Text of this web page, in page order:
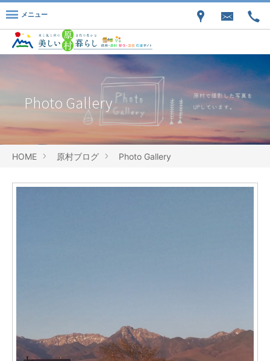
メニュー
Photo Gallery
HOME 原村ブログ Photo Gallery